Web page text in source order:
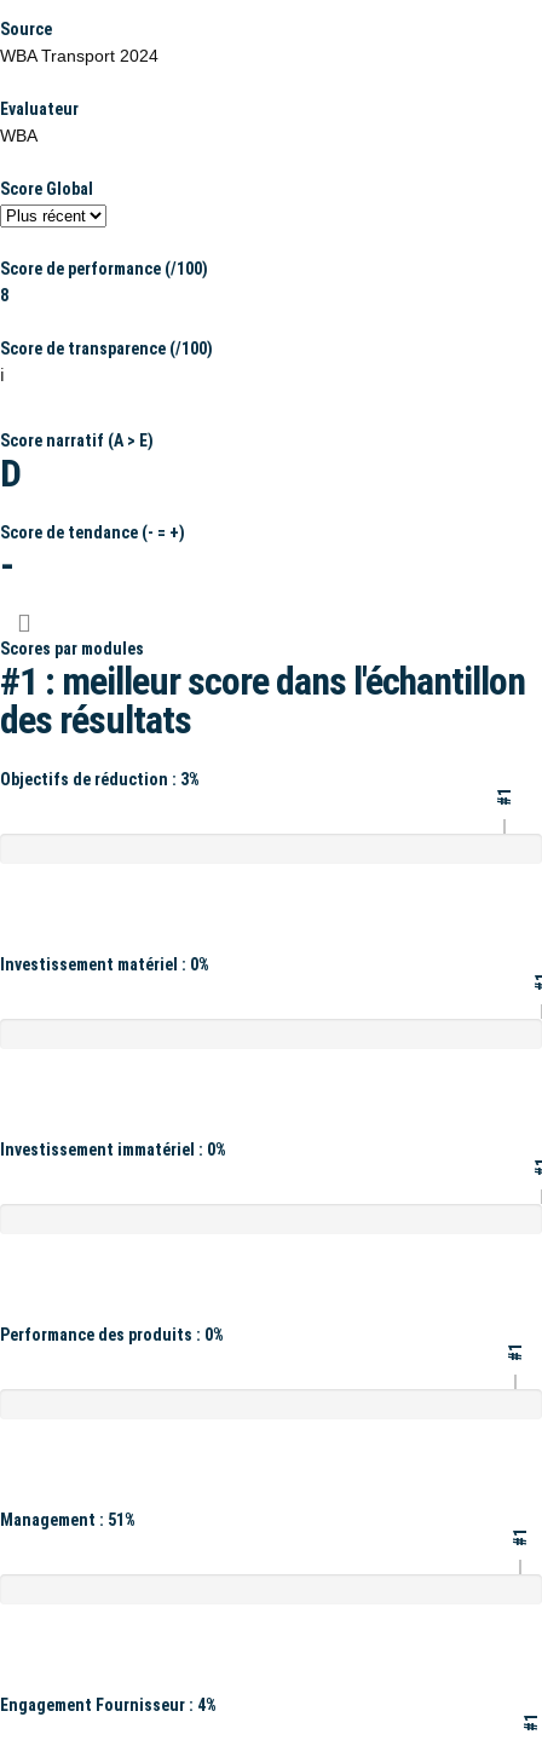
Source
WBA Transport 2024
Evaluateur
WBA
Score Global
Score de performance (/100)
8
Score de transparence (/100)
ℹ️
Score narratif (A > E)
D
Score de tendance (- = +)
-
Scores par modules
#1 : meilleur score dans l'échantillon
des résultats
Objectifs de réduction : 3%
#1
Investissement matériel : 0%
Investissement immatériel : 0%
Performance des produits : 0%
#1
Management : 51%
#1
Engagement Fournisseur : 4%
#1